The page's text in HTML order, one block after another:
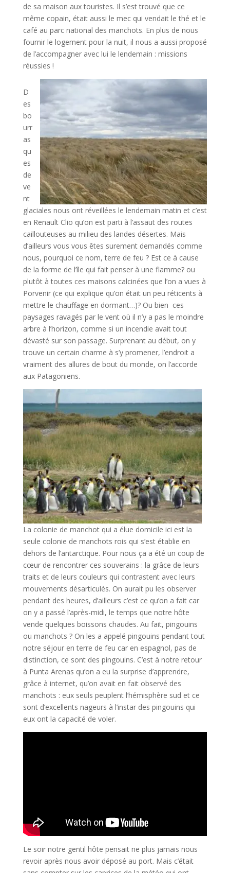
de sa maison aux touristes. Il s’est trouvé que ce
même copain, était aussi le mec qui vendait le thé et le
café au parc national des manchots. En plus de nous
fournir le logement pour la nuit, il nous a aussi proposé
de l’accompagner avec lui le lendemain : missions
réussies !
D
es
bo
urr
as
qu
es
de
ve
nt
glaciales nous ont réveillées le lendemain matin et c’est
en Renault Clio qu’on est parti à l’assaut des routes
caillouteuses au milieu des landes désertes. Mais
d’ailleurs vous vous êtes surement demandés comme
nous, pourquoi ce nom, terre de feu ? Est ce à cause
de la forme de l’île qui fait penser à une flamme? ou
plutôt à toutes ces maisons calcinées que l’on a vues à
Porvenir (ce qui explique qu’on était un peu réticents à
mettre le chauffage en dormant…)? Ou bien ces
paysages ravagés par le vent où il n’y a pas le moindre
arbre à l’horizon, comme si un incendie avait tout
dévasté sur son passage. Surprenant au début, on y
trouve un certain charme à s’y promener, l’endroit a
vraiment des allures de bout du monde, on l’accorde
aux Patagoniens.
La colonie de manchot qui a élue domicile ici est la
seule colonie de manchots rois qui s’est établie en
dehors de l’antarctique. Pour nous ça a été un coup de
cœur de rencontrer ces souverains : la grâce de leurs
traits et de leurs couleurs qui contrastent avec leurs
mouvements désarticulés. On aurait pu les observer
pendant des heures, d’ailleurs c’est ce qu’on a fait car
on y a passé l’après-midi, le temps que notre hôte
vende quelques boissons chaudes. Au fait, pingouins
ou manchots ? On les a appelé pingouins pendant tout
notre séjour en terre de feu car en espagnol, pas de
distinction, ce sont des pingouins. C’est à notre retour
à Punta Arenas qu’on a eu la surprise d’apprendre,
grâce à internet, qu’on avait en fait observé des
manchots : eux seuls peuplent l’hémisphère sud et ce
sont d’excellents nageurs à l’instar des pingouins qui
eux ont la capacité de voler.
Le soir notre gentil hôte pensait ne plus jamais nous
revoir après nous avoir déposé au port. Mais c’était